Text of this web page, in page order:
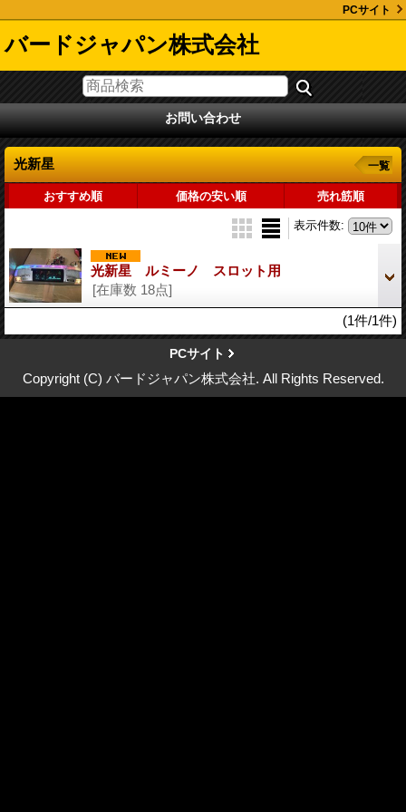
PCサイト
バードジャパン株式会社
お問い合わせ
光新星 一覧
おすすめ順 価格の安い順 売れ筋順
表示件数:
光新星 ルミーノ スロット用
[在庫数 18点]
(1件/1件)
PCサイト
Copyright (C) バードジャパン株式会社. All Rights Reserved.